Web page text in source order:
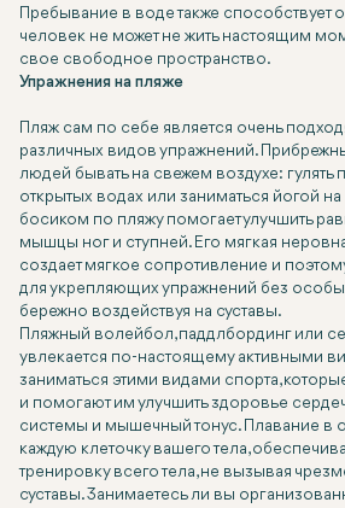
Пребывание в воде также способствует
человек не может не жить настоящим
свое свободное пространство.
Упражнения на пляже
Пляж сам по себе является очень
различных видов упражнений.
людей бывать на свежем воздухе: гулять
открытых водах или заниматься йогой на
босиком по пляжу помогает улучшить
мышцы ног и ступней. Его мягкая
создает мягкое сопротивление и
для укрепляющих упражнений без
бережно воздействуя на суставы.
Пляжный волейбол, паддлбординг или
увлекается по-настоящему активными
заниматься этими видами спорта,
и помогают им улучшить здоровье
системы и мышечный тонус. Плавание в
каждую клеточку вашего тела,
тренировку всего тела, не вызывая
суставы. Занимаетесь ли вы